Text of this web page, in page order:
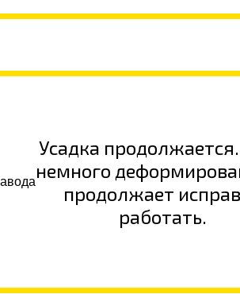
Усадка
немного
продолжает
работать.